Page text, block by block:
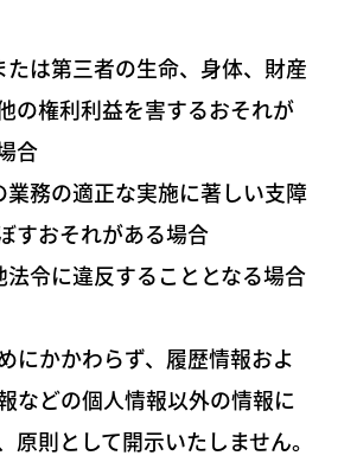
たは第三者の生命、身体、財産
の権利利益を害するおそれが
合
業務の適正な実施に著しい支障
すおそれがある場合
法令に違反することとなる場合
にかかわらず、履歴情報およ
などの個人情報以外の情報に
原則として開示いたしません。